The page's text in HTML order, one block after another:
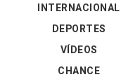
INTERNACIONAL
DEPORTES
VÍDEOS
CHANCE